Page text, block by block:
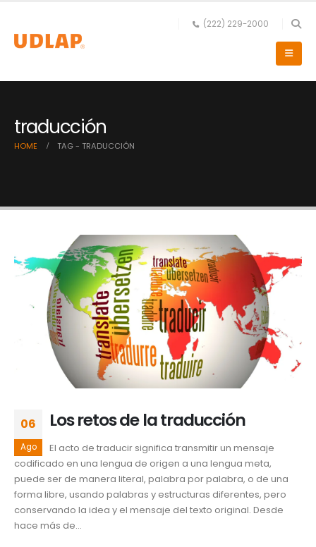
(222) 229-2000
traducción
HOME TAG - TRADUCCIÓN
06
Ago
Los retos de la traducción
El acto de traducir significa transmitir un mensaje
codificado en una lengua de origen a una lengua meta,
puede ser de manera literal, palabra por palabra, o de una
forma libre, usando palabras y estructuras diferentes, pero
conservando la idea y el mensaje del texto original. Desde
hace más de...